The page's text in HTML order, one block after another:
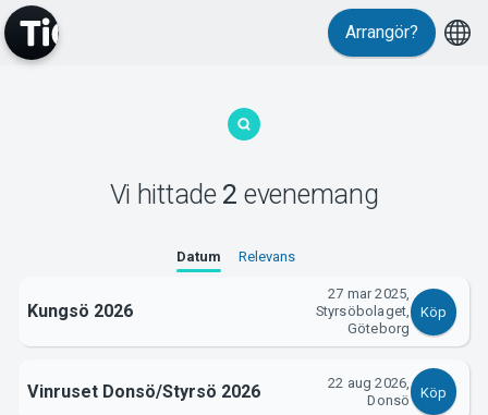
MyTickster
Support
Om Tickster
Arrangör?
Vi hittade 2 evenemang
Datum Relevans
Kungsö 2026
27 mar 2025,
Styrsöbolaget,
Göteborg
Köp
Vinruset Donsö/Styrsö 2026
22 aug 2026,
Donsö
Köp